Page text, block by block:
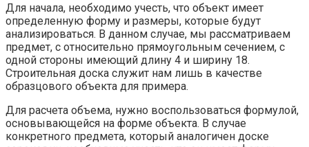
Для начала, необходимо учесть, что объект имеет
определенную форму и размеры, которые будут
анализироваться. В данном случае, мы рассматриваем
предмет, с относительно прямоугольным сечением, с
одной стороны имеющий длину 4 и ширину 18.
Строительная доска служит нам лишь в качестве
образцового объекта для примера.
Для расчета объема, нужно воспользоваться формулой,
основывающейся на форме объекта. В случае
конкретного предмета, который аналогичен доске